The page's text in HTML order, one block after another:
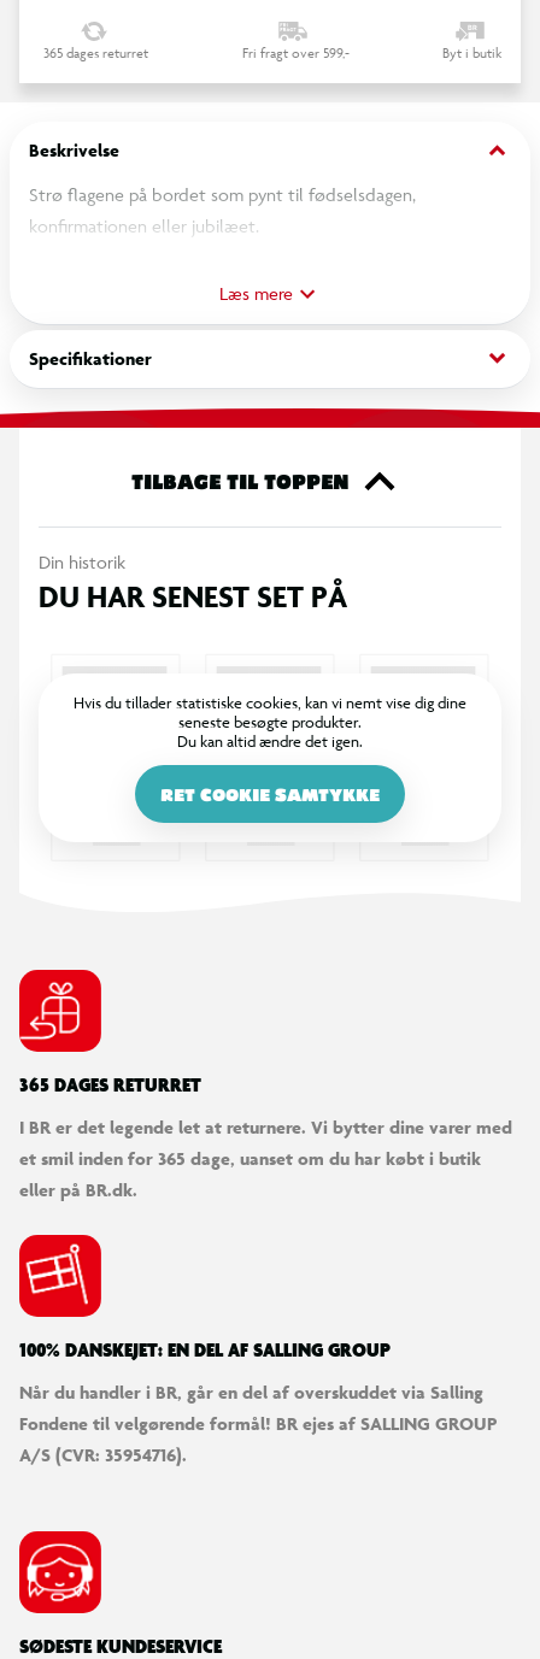
365 dages returret Fri fragt over 599,- Byt i butik
Beskrivelse keyboard_arrow_down
Strø flagene på bordet som pynt til fødselsdagen,
konfirmationen eller jubilæet.
er udviklet, designet og opkaldt efter vores grundlægger
Herman Salling. Salling-serien er hverdagsvarer af god kvalitet
toiletpapir – til dyremad og boligtilbehør. Det er attraktive og
eller for meget. Salling finder du kun på hylderne i Salling
Groups tilhørende supermarkeder.
Læs mere
Specifikationer keyboard_arrow_down
TILBAGE TIL TOPPEN
Din historik
DU HAR SENEST SET PÅ
Hvis du tillader statistiske cookies, kan vi nemt vise dig dine
seneste besøgte produkter.
Du kan altid ændre det igen.
RET COOKIE SAMTYKKE
365 DAGES RETURRET
I BR er det legende let at returnere. Vi bytter dine varer med
et smil inden for 365 dage, uanset om du har købt i butik
eller på BR.dk.
100% DANSKEJET: EN DEL AF SALLING GROUP
Når du handler i BR, går en del af overskuddet via Salling
Fondene til velgørende formål! BR ejes af SALLING GROUP
A/S (CVR: 35954716).
SØDESTE KUNDESERVICE